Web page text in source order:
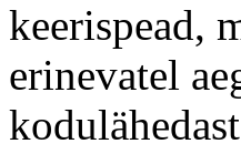
keerispead,
erinevatel